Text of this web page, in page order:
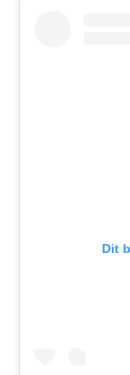
Dit